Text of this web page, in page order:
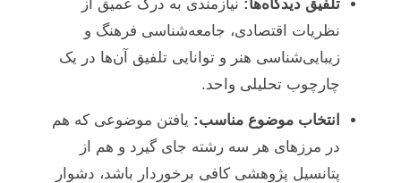
تلفیق دیدگاه‌ها: نیازمندی به درک عمیق از
نظریات اقتصادی، جامعه‌شناسی فرهنگ و
زیبایی‌شناسی هنر و توانایی تلفیق آن‌ها در یک
چارچوب تحلیلی واحد.
انتخاب موضوع مناسب: یافتن موضوعی که هم
در مرزهای هر سه رشته جای گیرد و هم از
پتانسیل پژوهشی کافی برخوردار باشد، دشوار